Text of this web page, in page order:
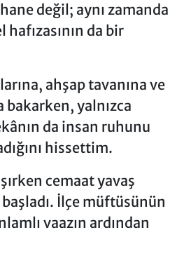
değil; aynı zamanda
hafızasının da bir
ahşap tavanına ve
yalnızca
da insan ruhunu
hissettim.
cemaat yavaş
İlçe müftüsünün
vaazın ardından